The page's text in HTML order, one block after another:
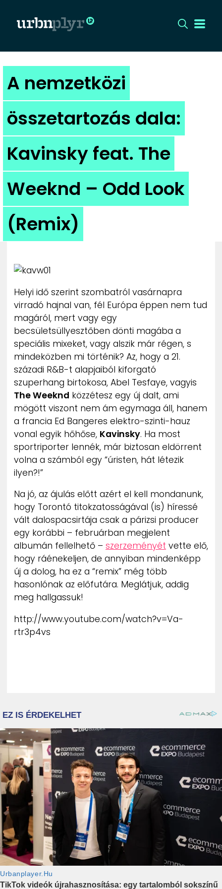
CÍMLAP
DIZÁJN
DIVAT
HIP
KULT
UTCA
A nemzetközi
összetartozás dala:
Kavinsky feat. The
Weeknd – Odd Look
(Remix)
Helyi idő szerint szombatról vasárnapra
virradó hajnal van, fél Európa éppen nem tud
magáról, mert vagy egy
becsületsüllyesztőben dönti magába a
speciális mixeket, vagy alszik már régen, s
mindeközben mi történik? Az, hogy a 21.
századi R&B-t alapjaiból kiforgató
szuperhang birtokosa, Abel Tesfaye, vagyis
The Weeknd közzétesz egy új dalt, ami
mögött viszont nem ám egymaga áll, hanem
a francia Ed Bangeres elektro-szinti-hauz
vonal egyik hőhőse, Kavinsky. Ha most
sportriporter lennék, már biztosan eldörrent
volna a számból egy “úristen, hát létezik
ilyen?!”
Na jó, az ájulás előtt azért el kell mondanunk,
hogy Torontó titokzatosságával (is) híressé
vált dalospacsirtája csak a párizsi producer
egy korábbi – februárban megjelent
albumán fellelhető – szerzeményét vette elő,
hogy ráénekeljen, de annyiban mindenképp
új a dolog, ha ez a “remix” még több
hasonlónak az előfutára. Meglátjuk, addig
meg hallgassuk!
http://www.youtube.com/watch?v=Va-
rtr3p4vs